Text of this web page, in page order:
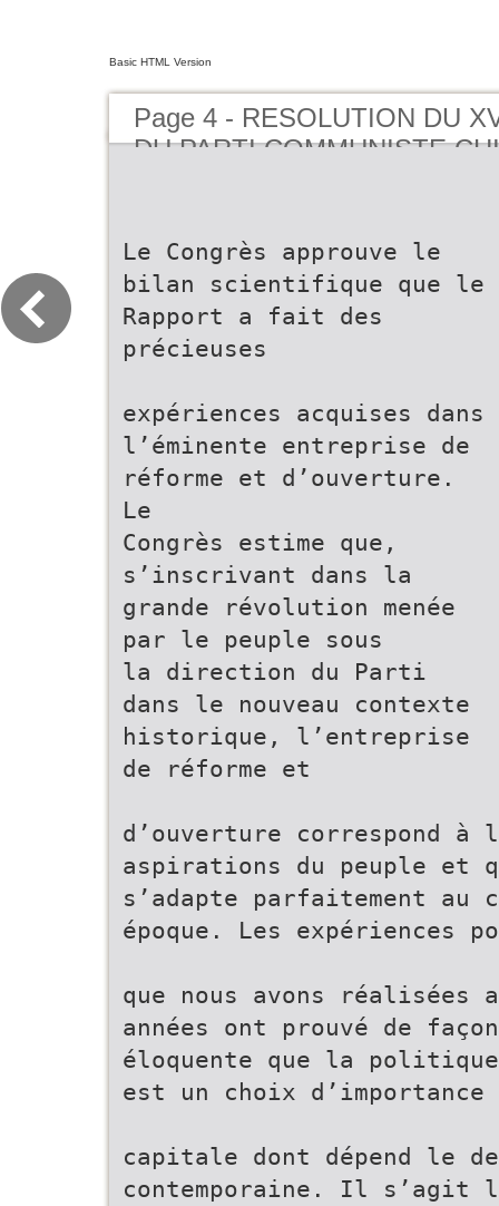
Basic HTML Version
Page 4 - RESOLUTION DU
DU PARTI COMMUNISTE
Le Congrès approuve le
bilan scientifique que le
Rapport a fait des
précieuses
expériences acquises dans
l’éminente entreprise de
réforme et d’ouverture.
Le
Congrès estime que,
s’inscrivant dans la
grande révolution menée
par le peuple sous
la direction du Parti
dans le nouveau contexte
historique, l’entreprise
de réforme et
d’ouverture correspond
aspirations du peuple et
s’adapte parfaitement
époque. Les expériences
que nous avons réalisées
années ont prouvé de façon
éloquente que la
est un choix d’importance
capitale dont dépend le
contemporaine. Il s’agit